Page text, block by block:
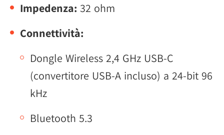
Impedenza: 32 ohm
Connettività:
Dongle Wireless 2,4 GHz USB-C
(convertitore USB-A incluso) a 24-bit 96
kHz
Bluetooth 5.3